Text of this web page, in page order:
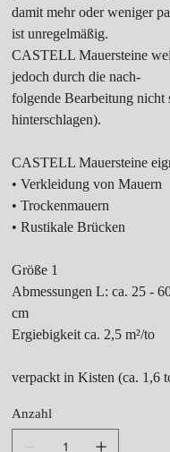
damit mehr oder weniger
ist unregelmäßig.
CASTELL Mauersteine
jedoch durch die nach-
folgende Bearbeitung nicht
hinterschlagen).
CASTELL Mauersteine
• Verkleidung von Mauern
• Trockenmauern
• Rustikale Brücken
Größe 1
Abmessungen L: ca. 25 -
cm
Ergiebigkeit ca. 2,5 m²/to
verpackt in Kisten (ca. 1,6
Anzahl